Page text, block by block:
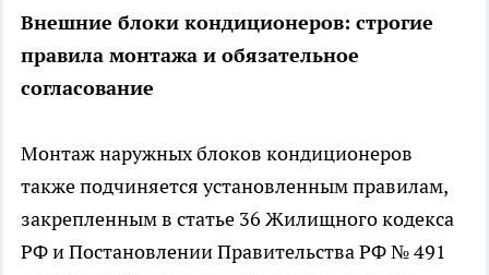
Внешние блоки кондиционеров: строгие
правила монтажа и обязательное
согласование
Монтаж наружных блоков кондиционеров
также подчиняется установленным правилам,
закрепленным в статье 36 Жилищного кодекса
РФ и Постановлении Правительства РФ № 491